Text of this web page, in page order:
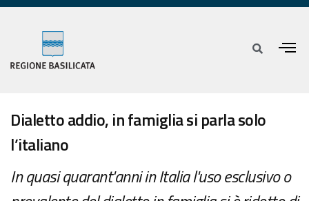
Dialetto addio, in famiglia si parla solo
l’italiano
In quasi quarant'anni in Italia l'uso esclusivo o